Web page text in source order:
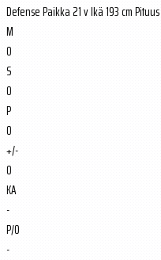
DefensePaikka21 vIkä193 cmPituus
M
0
S
0
P
0
+/-
0
KA
-
P/O
-